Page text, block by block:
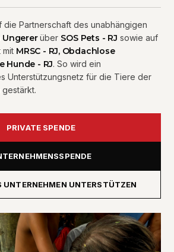
die Partnerschaft des unabhängigen
Ungererüber SOS Pets - RJ sowie auf
mit MRSC - RJ, Obdachlose
Hunde - RJ. So wird ein
Unterstützungsnetz für die Tiere der
PRIVATE SPENDE
UNTERNEHMEN UNTERSTÜTZEN